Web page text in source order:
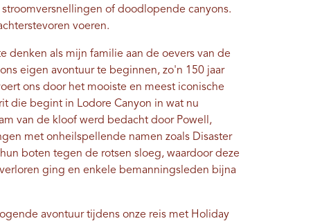
of doodlopende canyons.
voeren.
denken als mijn familie aan de oevers van de
eigen avontuur te beginnen, zo'n 150 jaar
ons door het mooiste en meest iconische
die begint in Lodore Canyon in wat nu
van de kloof werd bedacht door Powell,
met onheilspellende namen zoals Disaster
boten tegen de rotsen sloeg, waardoor deze
ging en enkele bemanningsleden bijna
avontuur tijdens onze reis met Holiday